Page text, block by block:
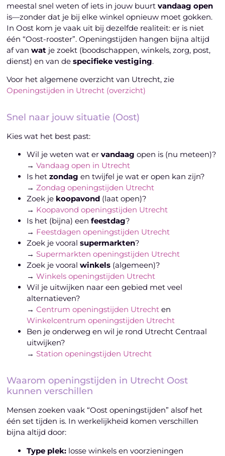
meestal snel weten of iets in jouw buurtvandaag open
is—zonder dat je bij elke winkel opnieuw moet gokken.
In Oost kom je vaak uit bij dezelfde realiteit: er is niet
één “Oost-rooster”. Openingstijden hangen bijna altijd
af vanwat je zoekt (boodschappen, winkels, zorg, post,
dienst) en van despecifieke vestiging.
Voor het algemene overzicht van Utrecht, zie
Openingstijden in Utrecht (overzicht)
Snel naar jouw situatie (Oost)
Kies wat het best past:
Wil je weten wat ervandaag open is (nu meteen)?
→Vandaag open in Utrecht
Is hetzondag en twijfel je wat er open kan zijn?
→Zondag openingstijden Utrecht
Zoek je koopavond (laat open)?
→ Koopavond openingstijden Utrecht
Is het (bijna) eenfeestdag?
→ Feestdagen openingstijden Utrecht
Zoek je vooralsupermarkten?
→ Supermarkten openingstijden Utrecht
Zoek je vooralwinkels (algemeen)?
→Winkels openingstijden Utrecht
Wil je uitwijken naar een gebied met veel
alternatieven?
→Centrum openingstijden Utrecht en
Winkelcentrum openingstijden Utrecht
Ben je onderweg en wil je rond Utrecht Centraal
uitwijken?
→ Station openingstijden Utrecht
Waarom openingstijden in Utrecht Oost
kunnen verschillen
Mensen zoeken vaak “Oost openingstijden” alsof het
één set tijden is. In werkelijkheid komen verschillen
bijna altijd door:
Type plek: losse winkels en voorzieningen